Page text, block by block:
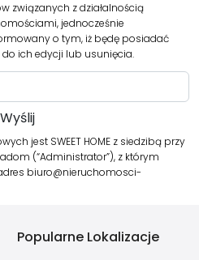
związanych z działalnością
jednocześnie
o tym, iż będę posiadać
ich edycji lub usunięcia.
jest SWEET HOME z siedzibą przy
(“Administrator”), z którym
biuro@nieruchomosci-
Popularne Lokalizacje